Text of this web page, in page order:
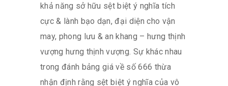
khả năng sở hữu sệt biệt ý nghĩa tích
cực & lành bạo dạn, đại diện cho vận
may, phong lưu & an khang – hưng thịnh
vượng hưng thịnh vượng. Sự khác nhau
trong đánh bảng giá về số 666 thừa
nhận định rằng sệt biệt ý nghĩa của vô